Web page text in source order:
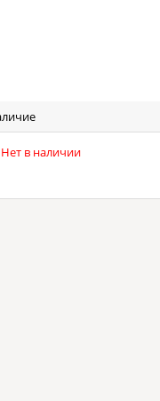
Нет в наличии